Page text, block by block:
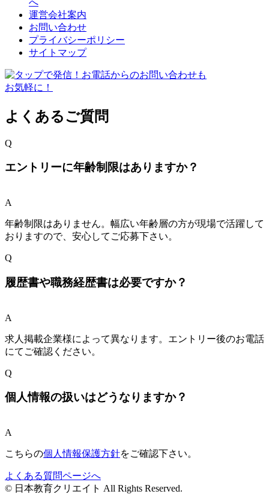
運営会社案内
お問い合わせ
プライバシーポリシー
サイトマップ
よくあるご質問
Q
エントリーに年齢制限はありますか？
A
年齢制限はありません。幅広い年齢層の方が現場で活躍して
おりますので、安心してご応募下さい。
Q
履歴書や職務経歴書は必要ですか？
A
求人掲載企業様によって異なります。エントリー後のお電話
にてご確認ください。
Q
個人情報の扱いはどうなりますか？
A
こちらの個人情報保護方針をご確認下さい。
よくある質問ページへ
© 日本教育クリエイト All Rights Reserved.